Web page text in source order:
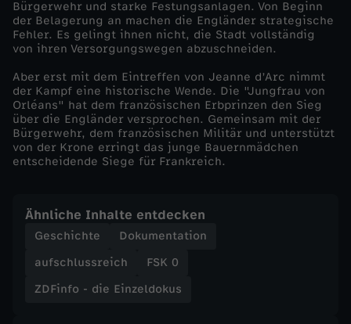
k
u
s
-
e
r
K
Bürgerwehr und starke Festungsanlagen. Von Beginn
der Belagerung an machen die Engländer strategische
Fehler. Es gelingt ihnen nicht, die Stadt vollständig
von ihren Versorgungswegen abzuschneiden.
Aber erst mit dem Eintreffen von Jeanne d’Arc nimmt
der Kampf eine historische Wende. Die "Jungfrau von
Orléans" hat dem französischen Erbprinzen den Sieg
über die Engländer versprochen. Gemeinsam mit der
Bürgerwehr, dem französischen Militär und unterstützt
von der Krone erringt das junge Bauernmädchen
entscheidende Siege für Frankreich.
Ähnliche Inhalte entdecken
Geschichte
Dokumentation
aufschlussreich
FSK 0
ZDFinfo - die Einzeldokus